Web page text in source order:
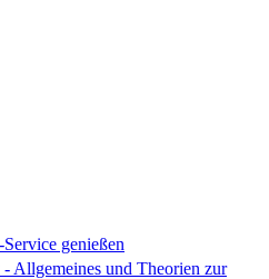
genießen
Allgemeines und Theorien zur